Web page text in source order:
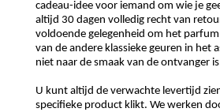
cadeau-idee voor iemand om wie je
altijd 30 dagen volledig recht van
voldoende gelegenheid om het
van de andere klassieke geuren in het
niet naar de smaak van de ontvanger
U kunt altijd de verwachte levertijd
specifieke product klikt. We werken